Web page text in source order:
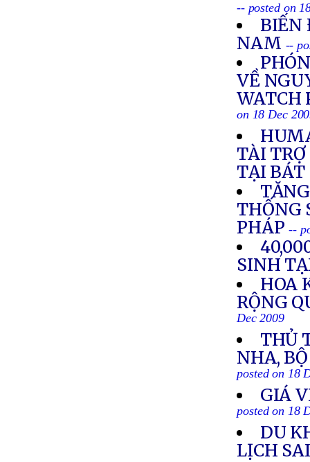
-- posted on
BIẾN
NAM --
VỀ
WATCH
on 18 Dec
TÀI
TẠI BÁT
THỐNG
PHÁP --
SINH
HOA
RỘNG
Dec 2009
THỦ
NHA,
posted on 18
GIÁ
posted on 18
DU
LỊCH